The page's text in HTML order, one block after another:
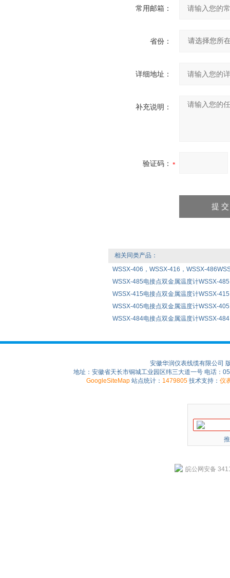
常用邮箱：
省份：
详细地址：
补充说明：
验证码：
相关同类产品：
WSSX-406，WSSX-416，WSSX-
WSSX-485电接点双金属温度计WSSX-485
WSSX-415电接点双金属温度计WSSX-415
WSSX-405电接点双金属温度计WSSX-405
WSSX-484电接点双金属温度计WSSX-484
安徽华润仪表线缆有限公司
地址：安徽省天长市铜城工业园区纬三大道一号 电话：
GoogleSiteMap 站点统计： 1479805 技术支持： 仪
皖公网安备